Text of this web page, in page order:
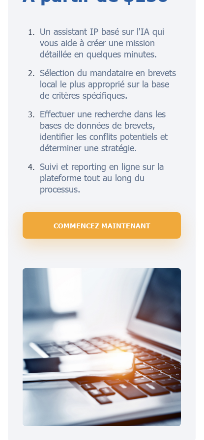
Un assistant IP basé sur l'IA qui
vous aide à créer une mission
détaillée en quelques minutes.
Sélection du mandataire en brevets
local le plus approprié sur la base
de critères spécifiques.
Effectuer une recherche dans les
bases de données de brevets,
identifier les conflits potentiels et
déterminer une stratégie.
Suivi et reporting en ligne sur la
plateforme tout au long du
processus.
COMMENCEZ MAINTENANT